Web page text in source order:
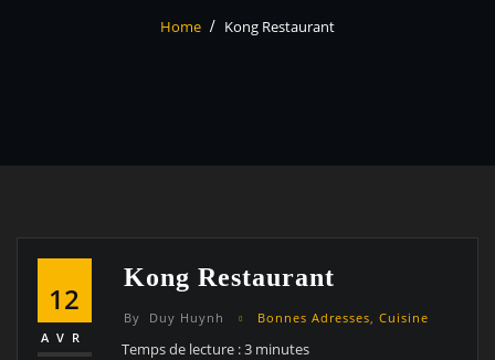
Home Kong Restaurant
12
AVR
Kong Restaurant
By Duy Huynh Bonnes Adresses, Cuisine
Temps de lecture :3 minutes